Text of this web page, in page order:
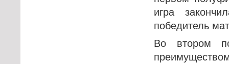
игра
победитель
Во втором